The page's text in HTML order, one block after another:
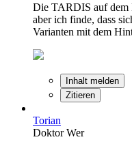
Die TARDIS auf dem
aber ich finde, dass
Varianten mit dem
Inhalt melden
Zitieren
Torian
Doktor Wer